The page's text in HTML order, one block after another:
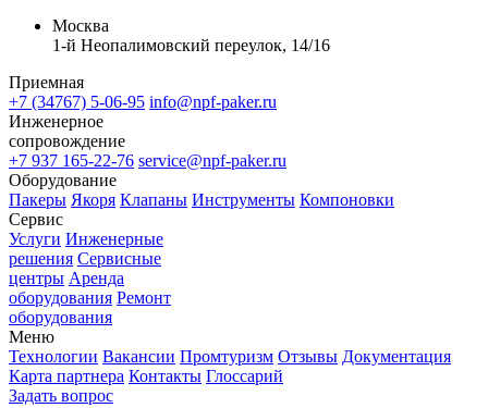
Москва
1-й Неопалимовский переулок, 14/16
Приемная
+7 (34767) 5-06-95 info@npf-paker.ru
Инженерное
сопровождение
+7 937 165-22-76 service@npf-paker.ru
Оборудование
Пакеры Якоря Клапаны Инструменты Компоновки
Сервис
Услуги Инженерные
решения Сервисные
центры Аренда
оборудования Ремонт
оборудования
Меню
Технологии Вакансии Промтуризм Отзывы Документация
Карта партнера Контакты Глоссарий
Задать вопрос